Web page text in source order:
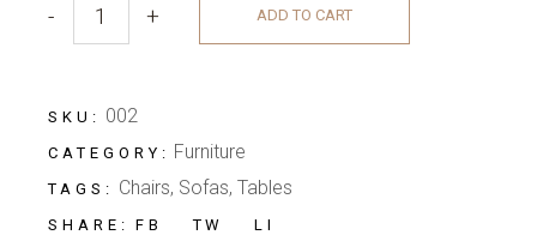
- + ADD TO CART
SKU: 002
CATEGORY: Furniture
TAGS: Chairs, Sofas, Tables
SHARE: FB TW LI